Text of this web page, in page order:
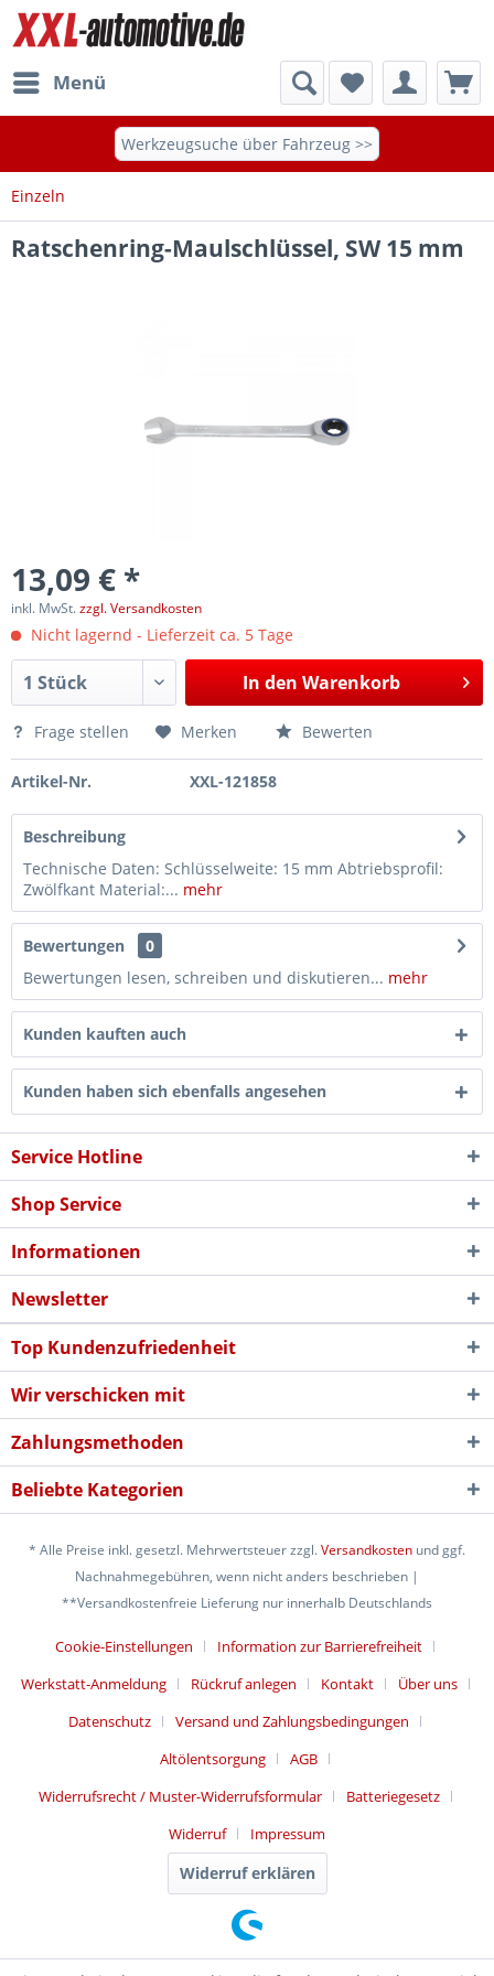
Menü
Werkzeugsuche über Fahrzeug >>
Einzeln
Ratschenring-Maulschlüssel, SW 15 mm
13,09 € *
inkl. MwSt.zzgl. Versandkosten
Nicht lagernd - Lieferzeit ca. 5 Tage
In den Warenkorb
Frage stellen Merken Bewerten
Artikel-Nr. XXL-121858
Beschreibung
Technische Daten: Schlüsselweite: 15 mm Abtriebsprofil:
Zwölfkant Material:... mehr
Bewertungen
0
Bewertungen lesen, schreiben und diskutieren... mehr
Kunden kauften auch
Kunden haben sich ebenfalls angesehen
Service Hotline
Shop Service
Informationen
Newsletter
Top Kundenzufriedenheit
Wir verschicken mit
Zahlungsmethoden
Beliebte Kategorien
* Alle Preise inkl. gesetzl. Mehrwertsteuer zzgl.Versandkosten und ggf.
Nachnahmegebühren, wenn nicht anders beschrieben |
**Versandkostenfreie Lieferung nur innerhalb Deutschlands
Cookie-Einstellungen
Information zur Barrierefreiheit
Werkstatt-Anmeldung
Rückruf anlegen Kontakt
Über uns
Datenschutz
Versand und Zahlungsbedingungen
Altölentsorgung
AGB
Widerrufsrecht / Muster-Widerrufsformular
Batteriegesetz
Widerruf
Impressum
Widerruf erklären